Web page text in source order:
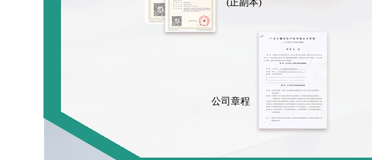
(正副本)
公司章程